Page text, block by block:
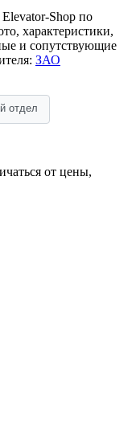
Shop по
характеристики,
и сопутствующие
ЗАО
отдел
от цены,